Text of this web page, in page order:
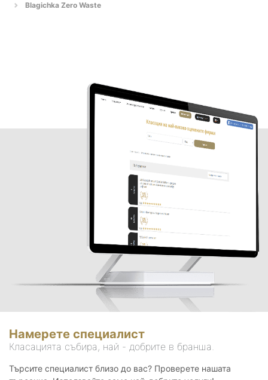
Blagichka Zero Waste
Намерете специалист
Класацията събира, най - добрите в бранша.
Търсите специалист близо до вас? Проверете нашата